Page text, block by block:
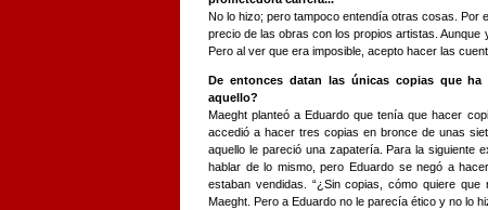
No lo hizo; pero tampoco entendía otras cosas. Por
precio de las obras con los propios artistas. Aunque
Pero al ver que era imposible, acepto hacer las
De entonces datan las únicas copias que
aquello?
Maeght planteó a Eduardo que tenía que hacer
accedió a hacer tres copias en bronce de unas
aquello le pareció una zapatería. Para la siguiente
hablar de lo mismo, pero Eduardo se negó a
estaban vendidas. “¿Sin copias, cómo quiere
Maeght. Pero a Eduardo no le parecía ético y no lo